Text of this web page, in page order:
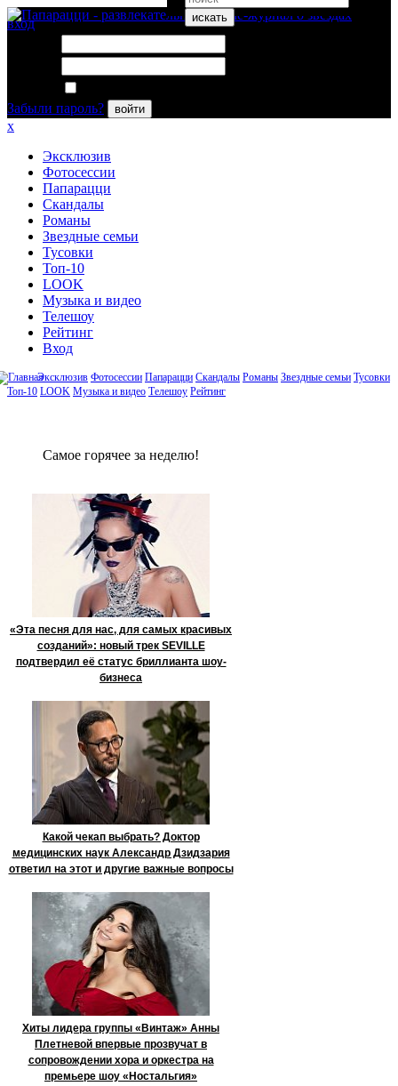
искать
вход
Забыли пароль?
войти
x
Эксклюзив
Фотосессии
Папарацци
Скандалы
Романы
Звездные семьи
Тусовки
Топ-10
LOOK
Музыка и видео
Телешоу
Рейтинг
Вход
Эксклюзив Фотосессии Папарацци Скандалы Романы Звездные семьи Тусовки
Топ-10 LOOK Музыка и видео Телешоу Рейтинг
Сaмое гoрячее за неделю!
«Эта песня для нас, для самых красивых
созданий»: новый трек SEVILLE
подтвердил её статус бриллианта шоу-
бизнеса
Какой чекап выбрать? Доктор
медицинских наук Александр Дзидзария
ответил на этот и другие важные вопросы
Хиты лидера группы «Винтаж» Анны
Плетневой впервые прозвучат в
сопровождении хора и оркестра на
премьере шоу «Ностальгия»